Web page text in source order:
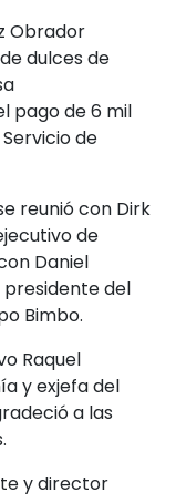
Obrador
dulces de
pago de 6 mil
de
reunió con Dirk
de
Daniel
del
Bimbo.​
Raquel
y exjefa del
a las
y director